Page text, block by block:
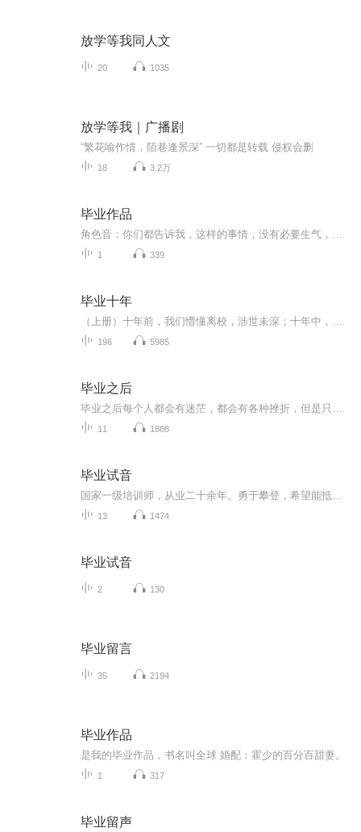
放学等我同人文
20 1035
放学等我｜广播剧
“繁花喻作情，陌巷逢景深” 一切都是转载 侵权会删
18 3.2万
毕业作品
1 339
毕业十年
196 5985
毕业之后
11 1888
毕业试音
13 1474
毕业试音
2 130
毕业留言
35 2194
毕业作品
是我的毕业作品，书名叫全球 婚配：霍少的百分百甜妻。
1 317
毕业留声